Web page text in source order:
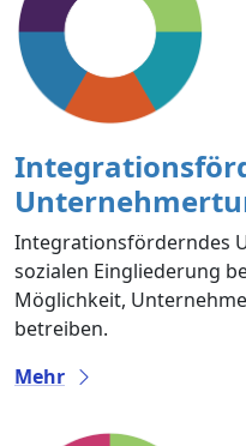
Integrationsförderndes
sozialen Eingliederung
Möglichkeit,
betreiben.
Mehr